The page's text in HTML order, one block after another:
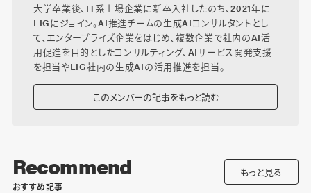
大学卒業後、IT系上場企業に新卒入社したのち、2021年に
LIGにジョイン。AI推進チームの生成AIコンサルタントとし
て、エンタープライズ企業をはじめ、複数企業で社内のAI活
用促進を目的としたコンサルティング、AIサービス開発支援
を担当やLIG社内の生成AIの活用推進を担当。
このメンバーの記事をもっと読む
Recommend
おすすめ記事
もっと見る